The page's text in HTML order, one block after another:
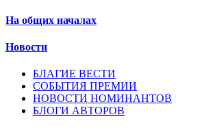
На общих началах
Новости
БЛАГИЕ ВЕСТИ
СОБЫТИЯ ПРЕМИИ
НОВОСТИ НОМИНАНТОВ
БЛОГИ АВТОРОВ